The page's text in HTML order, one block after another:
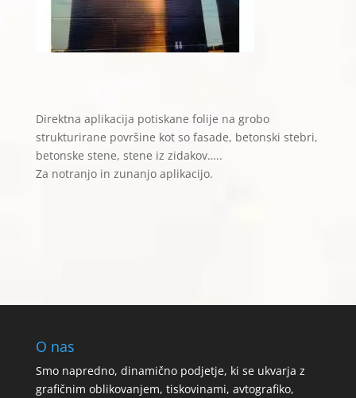
Direktna aplikacija potiskane folije na grobo
strukturirane površine kot so fasade, betonski stebri,
betonske stene, stene iz zidakov…..
Za notranjo in zunanjo aplikacijo.
O nas
Smo napredno, dinamično podjetje, ki se ukvarja z
grafičnim oblikovanjem, tiskovinami, avtografiko,